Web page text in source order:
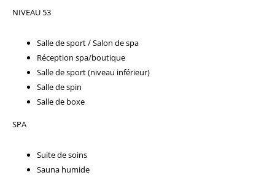
NIVEAU 53
Salle de sport / Salon de spa
Réception spa/boutique
Salle de sport (niveau inférieur)
Salle de spin
Salle de boxe
SPA
Suite de soins
Sauna humide